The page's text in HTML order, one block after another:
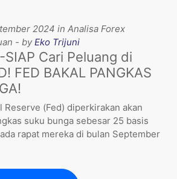
2024 in Analisa Forex
- byEko Trijuni
SIAP Cari Peluang di
FED BAKAL PANGKAS
Reserve (Fed) diperkirakan akan
suku bunga sebesar 25 basis
rapat mereka di bulan September